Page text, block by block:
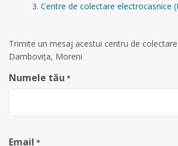
Centre de colectare electrocasnice
Trimite un mesaj acestui centru de
Dambovița, Moreni
Numele tău *
Email *